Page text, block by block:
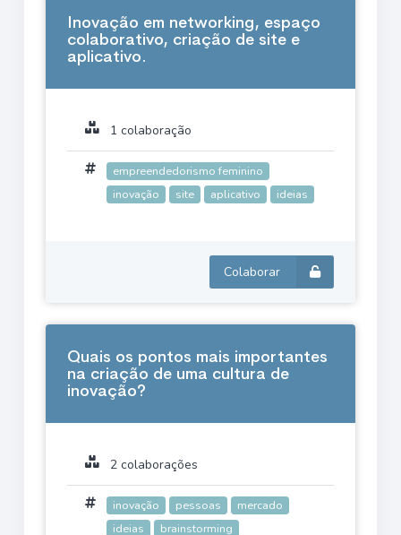
Inovação em networking, espaço
colaborativo, criação de site e
aplicativo.
1 colaboração
empreendedorismo feminino
inovação
site aplicativo ideias
Colaborar
Quais os pontos mais importantes
na criação de uma cultura de
inovação?
2 colaborações
inovação pessoas
mercado
ideias
brainstorming